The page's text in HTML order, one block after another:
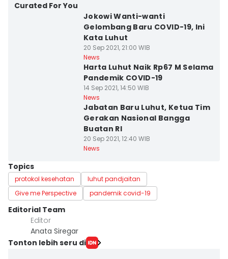
Curated For You
Jokowi Wanti-wanti
Gelombang Baru COVID-19, Ini
Kata Luhut
20 Sep 2021, 21:00 WIB
News
Harta Luhut Naik Rp67 M Selama
Pandemik COVID-19
14 Sep 2021, 14:50 WIB
News
Jabatan Baru Luhut, Ketua Tim
Gerakan Nasional Bangga
Buatan RI
20 Sep 2021, 12:40 WIB
News
Topics
protokol kesehatan
luhut pandjaitan
Give me Perspective
pandemik covid-19
Editorial Team
Editor
Anata Siregar
Tonton lebih seru di